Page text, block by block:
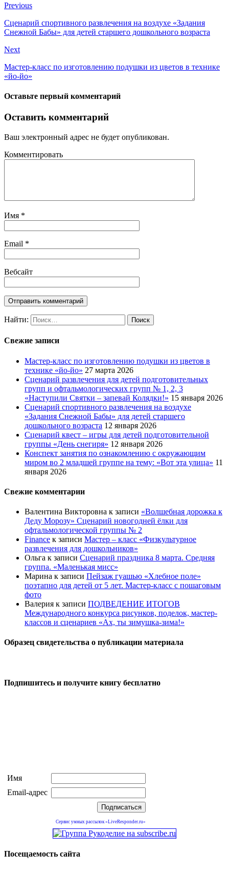
Previous
Сценарий спортивного развлечения на воздухе «Задания
Снежной Бабы» для детей старшего дошкольного возраста
Next
Мастер-класс по изготовлению подушки из цветов в технике
«йо-йо»
Оставьте первый комментарий
Оставить комментарий
Ваш электронный адрес не будет опубликован.
Комментировать
Имя *
Email *
Вебсайт
Найти:
Свежие записи
Мастер-класс по изготовлению подушки из цветов в
технике «йо-йо» 27 марта 2026
Сценарий развлечения для детей подготовительных
групп и офтальмологических групп № 1, 2, 3
«Наступили Святки – запевай Колядки!» 15 января 2026
Сценарий спортивного развлечения на воздухе
«Задания Снежной Бабы» для детей старшего
дошкольного возраста 12 января 2026
Сценарий квест – игры для детей подготовительной
группы «День снегиря» 12 января 2026
Конспект занятия по ознакомлению с окружающим
миром во 2 младшей группе на тему: «Вот эта улица» 11
января 2026
Свежие комментарии
Валентина Викторовна к записи «Волшебная дорожка к
Деду Морозу» Сценарий новогодней ёлки для
офтальмологической группы № 2
Finance к записи Мастер – класс «Физкультурное
развлечения для дошкольников»
Ольга к записи Сценарий праздника 8 марта. Средняя
группа. «Маленькая мисс»
Марина к записи Пейзаж гуашью «Хлебное поле»
поэтапно для детей от 5 лет. Мастер-класс с пошаговым
фото
Валерия к записи ПОДВЕДЕНИЕ ИТОГОВ
Международного конкурса рисунков, поделок, мастер-
классов и сценариев «Ах, ты зимушка-зима!»
Образец свидетельства о публикации материала
Подпишитесь и получите книгу бесплатно
Имя
Email-адрес
Сервис умных рассылок «LiveResponder.ru»
Посещаемость сайта